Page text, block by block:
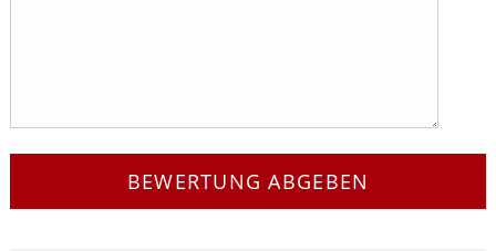
BEWERTUNG ABGEBEN